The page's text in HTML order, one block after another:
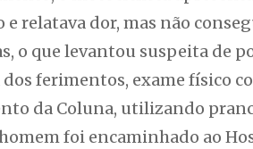
relatava dor, mas não
o que levantou suspeita de
ferimentos, exame físico
da Coluna, utilizando
foi encaminhado ao